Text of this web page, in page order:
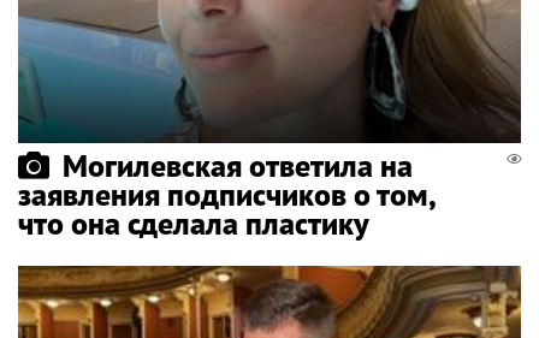
Могилевская ответила на
заявления подписчиков о том,
что она сделала пластику